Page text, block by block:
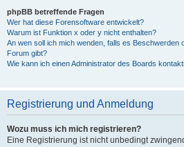
phpBB betreffende Fragen
Wer hat diese Forensoftware entwickelt?
Warum ist Funktion x oder y nicht enthalten?
An wen soll ich mich wenden, falls es Beschwerden
Forum gibt?
Wie kann ich einen Administrator des Boards
Registrierung und Anmeldung
Wozu muss ich mich registrieren?
Eine Registrierung ist nicht unbedingt